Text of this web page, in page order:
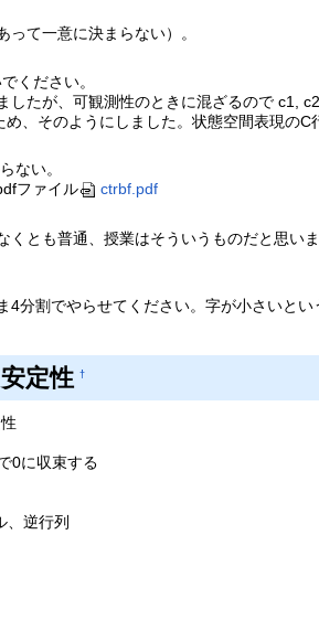
て一意に決まらない）。
ください。
たが、可観測性のときに混ざるので c1,
、そのようにしました。状態空間表現の
ない。
ファイル
ctrbf.pdf
とも普通、授業はそういうものだと思い
分割でやらせてください。字が小さいと
定性 †
0に収束する
、逆行列